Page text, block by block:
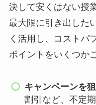
決して安くはない授
最大限に引き出した
く活用し、コストパ
ポイントをいくつか
キャンペーンを狙
割引など、不定